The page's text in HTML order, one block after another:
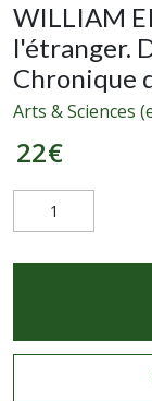
WILLIAM
l'étranger.
Chronique
Arts & Sciences
22€